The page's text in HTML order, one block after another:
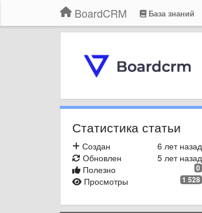
BoardCRM База знаний
Статистика статьи
6 лет назад
Создан
5 лет назад
Обновлен
0
Полезно
1 528
Просмотры